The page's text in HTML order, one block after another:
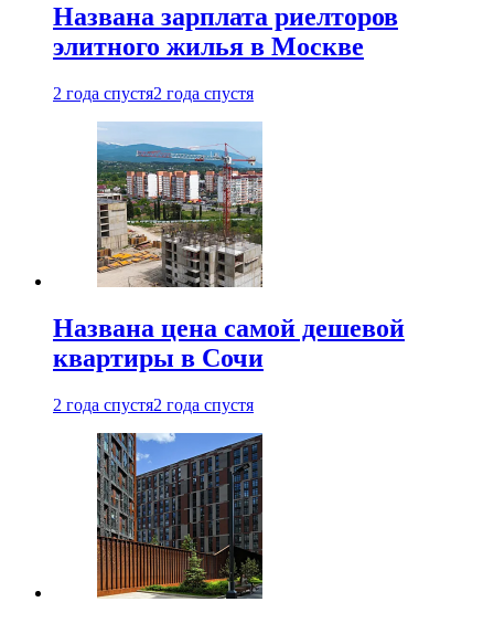
Названа зарплата риелторов
элитного жилья в Москве
2 года спустя2 года спустя
Названа цена самой дешевой
квартиры в Сочи
2 года спустя2 года спустя